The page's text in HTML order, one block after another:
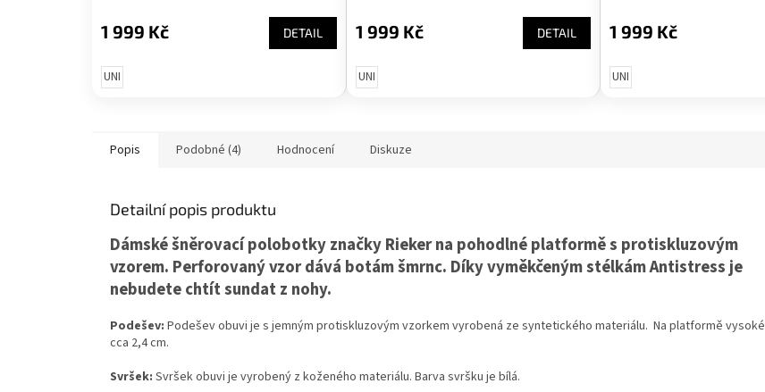
1 999 Kč DETAIL
UNI
1 999 Kč DETAIL
UNI
1 999 Kč
UNI
Popis Podobné (4) Hodnocení Diskuze
Detailní popis produktu
Dámské šněrovací polobotky značky Rieker na pohodlné platformě s protiskluzovým
vzorem. Perforovaný vzor dává botám šmrnc. Díky vyměkčeným stélkám Antistress je
nebudete chtít sundat z nohy.
Podešev: Podešev obuvi je s jemným protiskluzovým vzorkem vyrobená ze syntetického materiálu. Na platformě vysoké
cca 2,4 cm.
Svršek: Svršek obuvi je vyrobený z koženého materiálu. Barva svršku je bílá.